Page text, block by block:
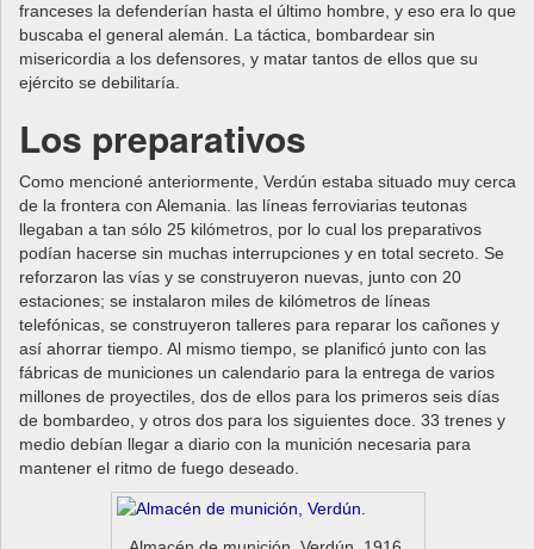
franceses la defenderían hasta el último hombre, y eso era lo que
buscaba el general alemán. La táctica, bombardear sin
misericordia a los defensores, y matar tantos de ellos que su
ejército se debilitaría.
Los preparativos
Como mencioné anteriormente, Verdún estaba situado muy cerca
de la frontera con Alemania. las líneas ferroviarias teutonas
llegaban a tan sólo 25 kilómetros, por lo cual los preparativos
podían hacerse sin muchas interrupciones y en total secreto. Se
reforzaron las vías y se construyeron nuevas, junto con 20
estaciones; se instalaron miles de kilómetros de líneas
telefónicas, se construyeron talleres para reparar los cañones y
así ahorrar tiempo. Al mismo tiempo, se planificó junto con las
fábricas de municiones un calendario para la entrega de varios
millones de proyectiles, dos de ellos para los primeros seis días
de bombardeo, y otros dos para los siguientes doce. 33 trenes y
medio debían llegar a diario con la munición necesaria para
mantener el ritmo de fuego deseado.